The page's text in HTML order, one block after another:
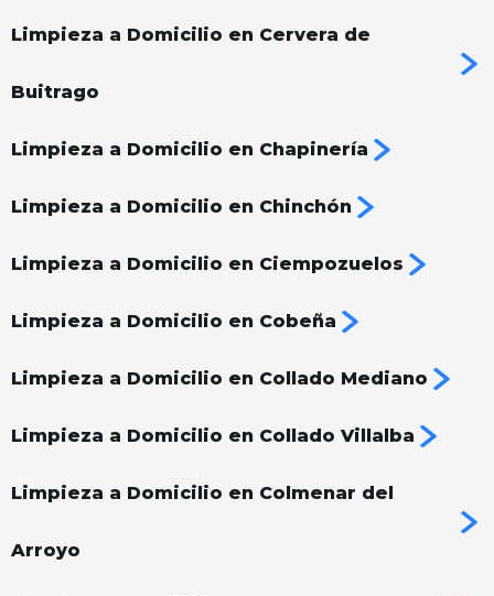
Limpieza a Domicilio en Cervera de
Buitrago
Limpieza a Domicilio en Chapinería
Limpieza a Domicilio en Chinchón
Limpieza a Domicilio en Ciempozuelos
Limpieza a Domicilio en Cobeña
Limpieza a Domicilio en Collado Mediano
Limpieza a Domicilio en Collado Villalba
Limpieza a Domicilio en Colmenar del
Arroyo